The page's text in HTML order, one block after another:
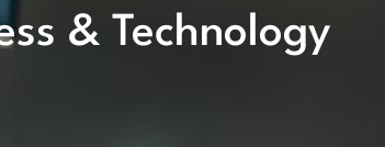
& Technology